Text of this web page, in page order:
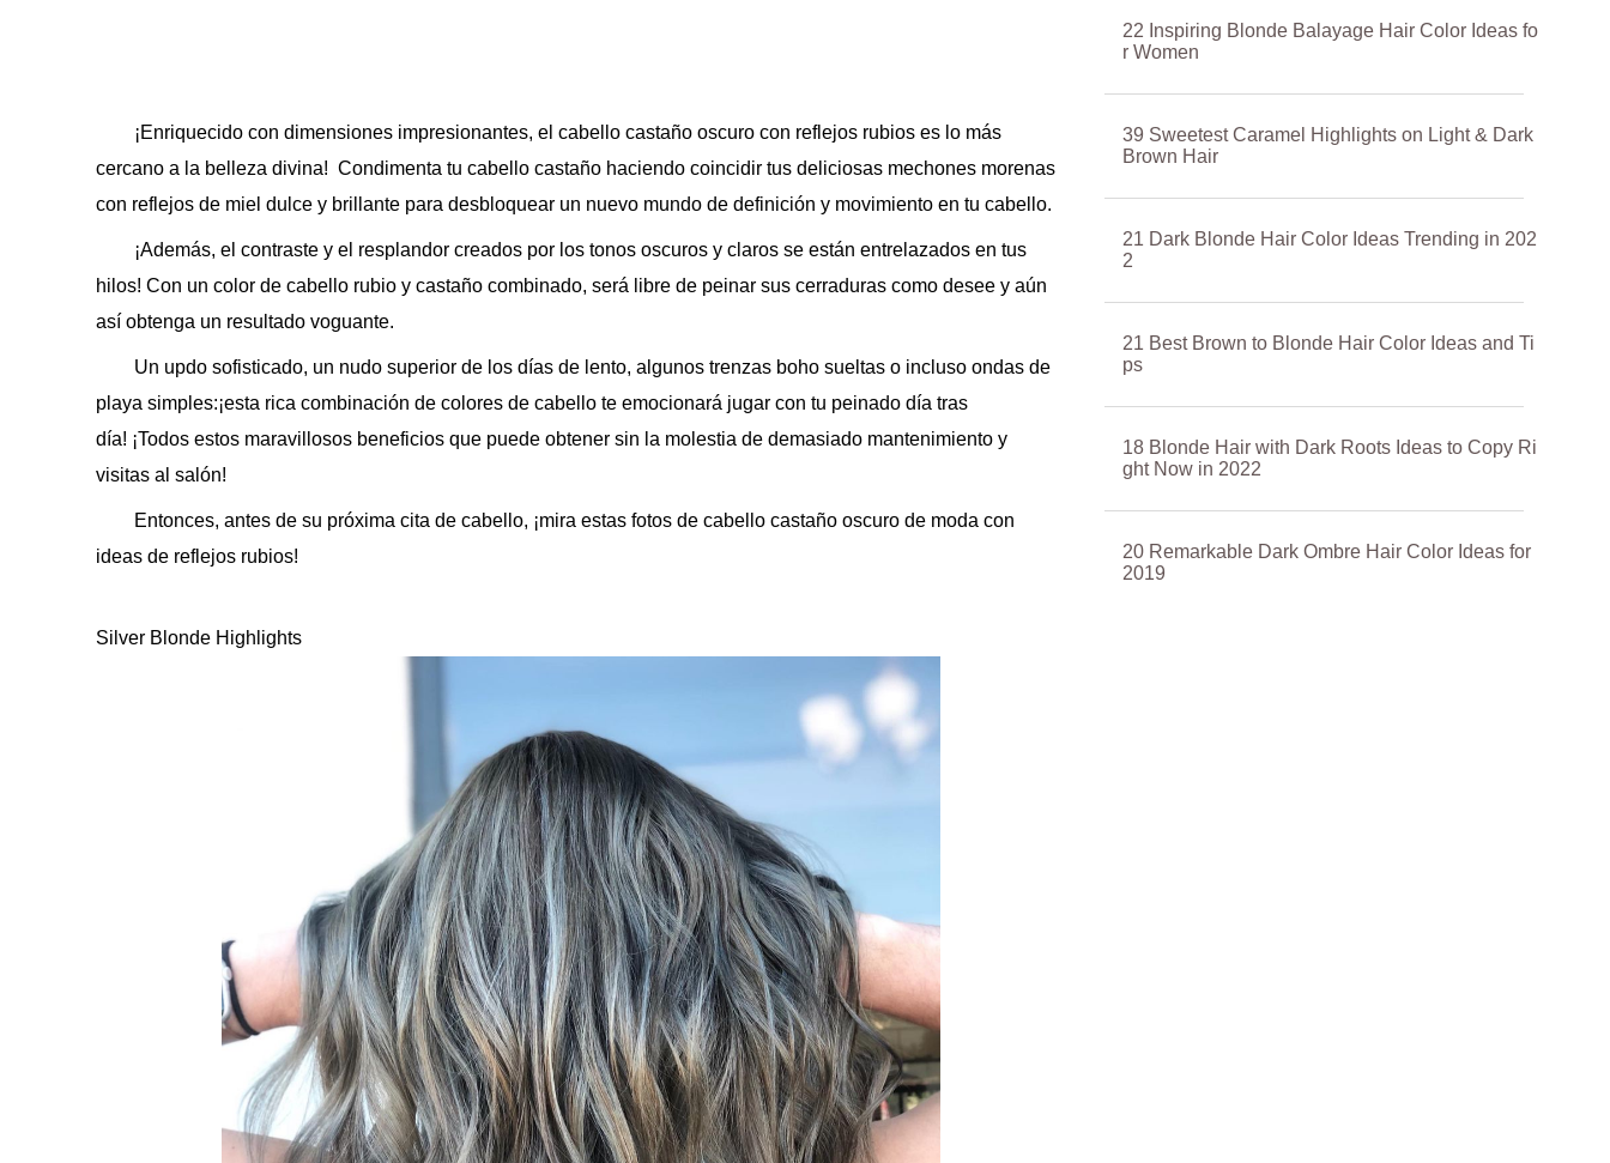
¡Enriquecido con dimensiones impresionantes, el cabello castaño oscuro con reflejos rubios es lo más
cercano a la belleza divina! Condimenta tu cabello castaño haciendo coincidir tus deliciosas mechones morenas
con reflejos de miel dulce y brillante para desbloquear un nuevo mundo de definición y movimiento en tu cabello.
¡Además, el contraste y el resplandor creados por los tonos oscuros y claros se están entrelazados en tus
hilos! Con un color de cabello rubio y castaño combinado, será libre de peinar sus cerraduras como desee y aún
así obtenga un resultado voguante.
Un updo sofisticado, un nudo superior de los días de lento, algunos trenzas boho sueltas o incluso ondas de
playa simples:¡esta rica combinación de colores de cabello te emocionará jugar con tu peinado día tras
día! ¡Todos estos maravillosos beneficios que puede obtener sin la molestia de demasiado mantenimiento y
visitas al salón!
Entonces, antes de su próxima cita de cabello, ¡mira estas fotos de cabello castaño oscuro de moda con
ideas de reflejos rubios!
Silver Blonde Highlights
22 Inspiring Blonde Balayage Hair Color Ideas fo
r Women
39 Sweetest Caramel Highlights on Light & Dark
Brown Hair
21 Dark Blonde Hair Color Ideas Trending in 202
2
21 Best Brown to Blonde Hair Color Ideas and Ti
ps
18 Blonde Hair with Dark Roots Ideas to Copy Ri
ght Now in 2022
20 Remarkable Dark Ombre Hair Color Ideas for
2019